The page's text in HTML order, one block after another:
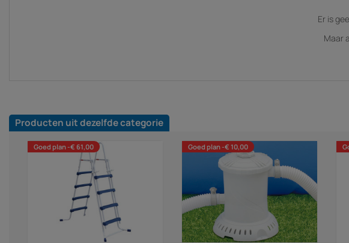
Er is
Maar
Producten uit dezelfde categorie
Goed plan -€ 61,00 Goed plan -€ 10,00